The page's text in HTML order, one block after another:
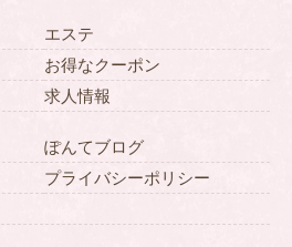
エステ
お得なクーポン
求人情報
ぽんてブログ
プライバシーポリシー